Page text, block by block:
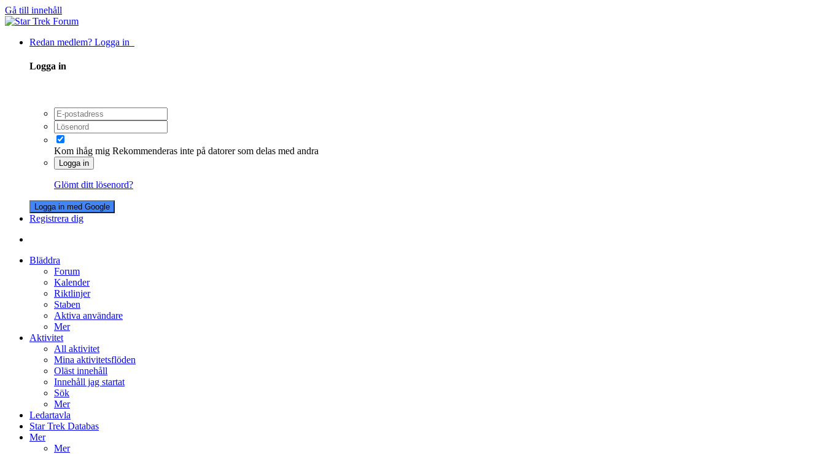
Gå till innehåll
Redan medlem? Logga in
Logga in
Kom ihåg mig Rekommenderas inte på datorer som delas med andra
Logga in
Glömt ditt lösenord?
Logga in med Google
Registrera dig
Bläddra
Forum
Kalender
Riktlinjer
Staben
Aktiva användare
Mer
Aktivitet
All aktivitet
Mina aktivitetsflöden
Oläst innehåll
Innehåll jag startat
Sök
Mer
Ledartavla
Star Trek Databas
Mer
Mer